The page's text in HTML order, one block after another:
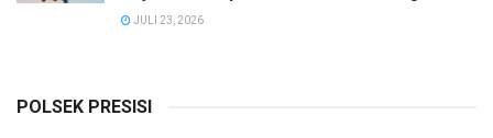
JULI 23, 2026
POLSEK PRESISI